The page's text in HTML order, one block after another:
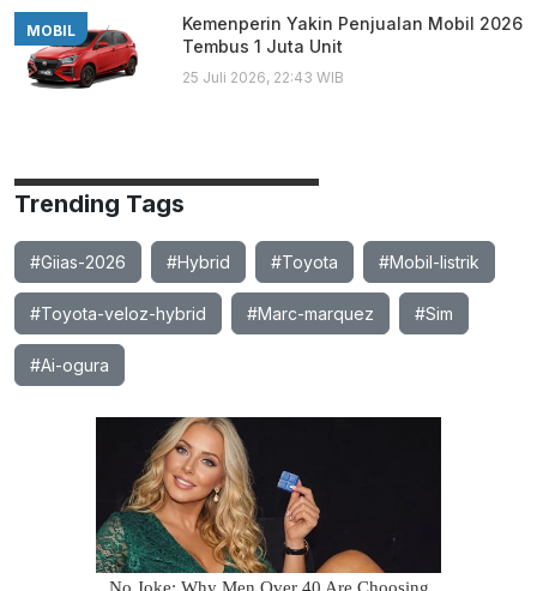
MOBIL
Kemenperin Yakin Penjualan Mobil 2026
Tembus 1 Juta Unit
25 Juli 2026, 22:43 WIB
Trending Tags
#Giias-2026 #Hybrid #Toyota #Mobil-listrik
#Toyota-veloz-hybrid #Marc-marquez #Sim
#Ai-ogura